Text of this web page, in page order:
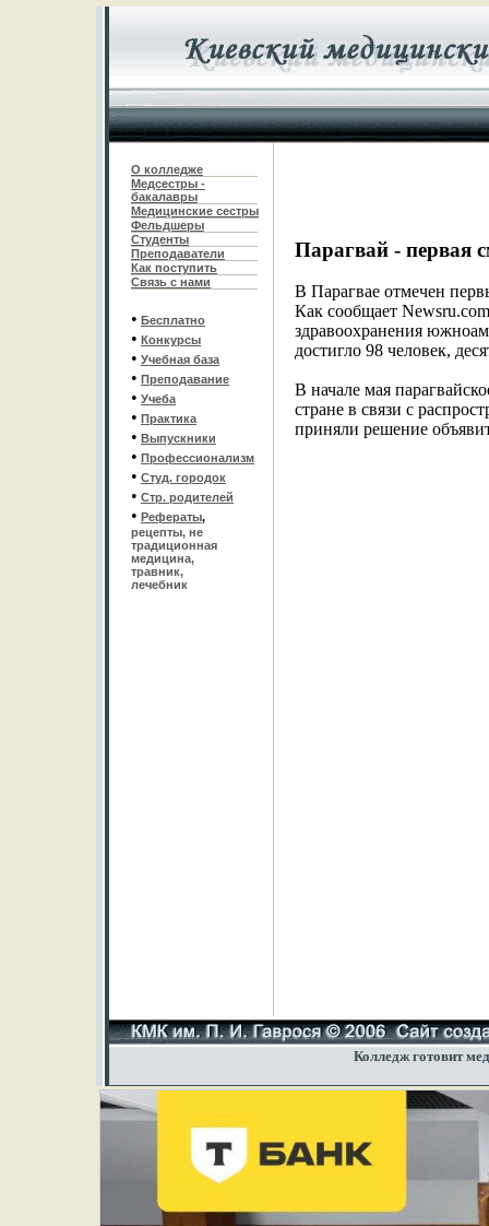
О колледже
Медсестры -
бакалавры
Медицинские сестры
Фельдшеры
Студенты
Преподаватели
Как поступить
Связь с нами
• Бесплатно
• Конкурсы
• Учебная база
• Преподавание
• Учеба
• Практика
• Выпускники
• Профессионализм
• Студ. городок
• Стр. родителей
• Рефераты,
рецепты, не
традиционная
медицина,
травник,
лечебник
Парагвай - первая
В Парагвае отмечен
Как сообщает
здравоохранения
достигло 98 человек,
В начале мая
стране в связи с
приняли решение
Колледж готовит